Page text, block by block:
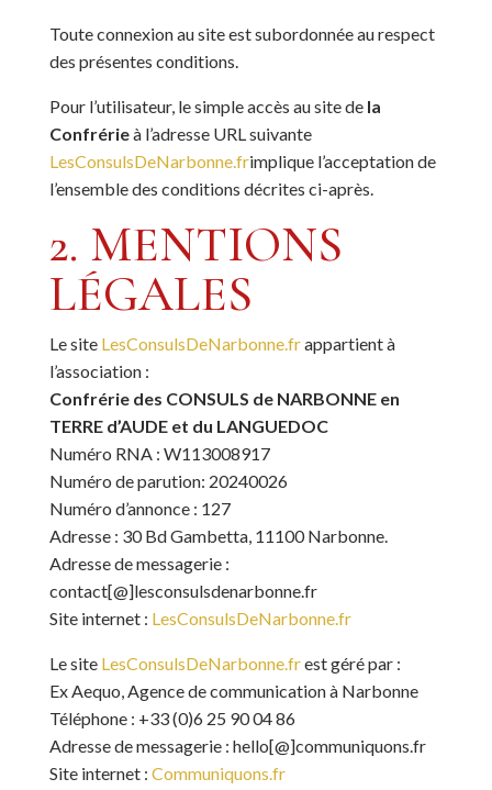
Toute connexion au site est subordonnée au respect
des présentes conditions.
Pour l’utilisateur, le simple accès au site de la
Confrérieà l’adresse URL suivante
LesConsulsDeNarbonne.frimplique l’acceptation de
l’ensemble des conditions décrites ci-après.
2. MENTIONS
LÉGALES
Le site LesConsulsDeNarbonne.frappartient à
l’association :
Confrérie des CONSULS de NARBONNE en
TERRE d’AUDE et du LANGUEDOC
Numéro RNA : W113008917
Numéro de parution: 20240026
Numéro d’annonce : 127
Adresse : 30 Bd Gambetta, 11100 Narbonne.
Adresse de messagerie :
contact[@]lesconsulsdenarbonne.fr
Site internet : LesConsulsDeNarbonne.fr
Le site LesConsulsDeNarbonne.frest géré par :
Ex Aequo, Agence de communication à Narbonne
Téléphone : +33 (0)6 25 90 04 86
Adresse de messagerie : hello[@]communiquons.fr
Site internet : Communiquons.fr